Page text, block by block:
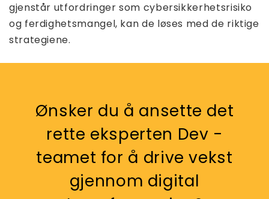
gjenstår utfordringer som cybersikkerhetsrisiko
og ferdighetsmangel, kan de løses med de riktige
strategiene.
Ønsker du å ansette det
rette eksperten Dev -
teamet for å drive vekst
gjennom digital